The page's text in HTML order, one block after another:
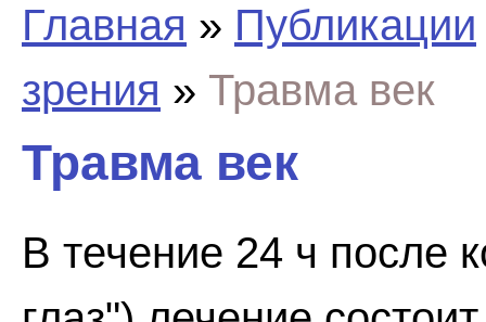
Главная » Публикации
зрения » Травма век
Травма век
В течение 24 ч после